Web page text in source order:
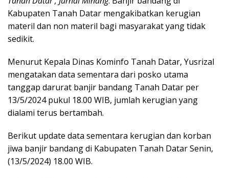
Kabupaten Tanah Datar mengakibatkan kerugian
materil dan non materil bagi masyarakat yang tidak
sedikit.
Menurut Kepala Dinas Kominfo Tanah Datar, Yusrizal
mengatakan data sementara dari posko utama
tanggap darurat banjir bandang Tanah Datar per
13/5/2024 pukul 18.00 WIB, jumlah kerugian yang
dialami terus bertambah.
Berikut update data sementara kerugian dan korban
jiwa banjir bandang di Kabupaten Tanah Datar Senin,
(13/5/2024) 18.00 WIB.